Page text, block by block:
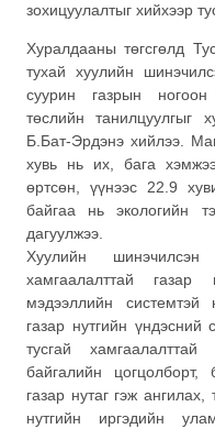
зохицуулалтыг хийхээр
Хуралдааны төгсгөлд
тухай хуулийн
суурин газрын
төслийн танилцуулгыг
Б.Бат-Эрдэнэ хийлээ.
хувь нь их, бага
өртсөн, үүнээс 22.9
байгаа нь экологийн
дагуулжээ.
Хуулийн
хамгаалалттай
мэдээллийн системтэй
газар нутгийн
тусгай
байгалийн
газар нутаг гэж ангилах,
нутгийн иргэдийн